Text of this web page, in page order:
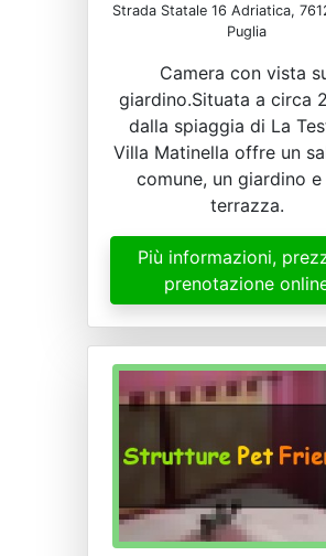
Strada Statale 16 Adriatica,
Puglia
Camera con vista
giardino.Situata a circa
dalla spiaggia di La
Villa Matinella offre un
comune, un giardino e
terrazza.
Più informazioni,
prenotazione